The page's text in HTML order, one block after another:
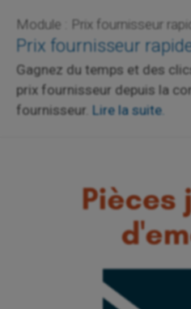
Module : Prix fournisseur
Prix fournisseur
Gagnez du temps et des
prix fournisseur depuis la
fournisseur. Lire la suite.